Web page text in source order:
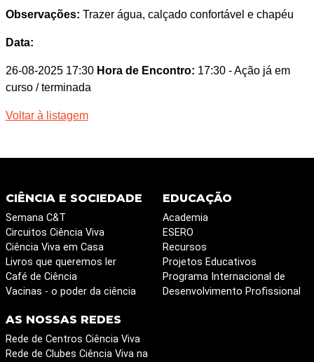
Observações: Trazer água, calçado confortável e chapéu
Data:
26-08-2025 17:30 Hora de Encontro: 17:30 - Ação já em
curso / terminada
Voltar à listagem
CIÊNCIA E SOCIEDADE
Semana C&T
Circuitos Ciência Viva
Ciência Viva em Casa
Livros que queremos ler
Café de Ciência
Vacinas - o poder da ciência
EDUCAÇÃO
Academia
ESERO
Recursos
Projetos Educativos
Programa Internacional de
Desenvolvimento Profissional
AS NOSSAS REDES
Rede de Centros Ciência Viva
Rede de Clubes Ciência Viva na